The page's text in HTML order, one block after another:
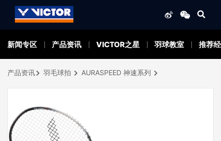
新闻专区 产品资讯 VICTOR之星 羽球教室 推荐
产品资讯 羽毛球拍 AURASPEED 神速系列